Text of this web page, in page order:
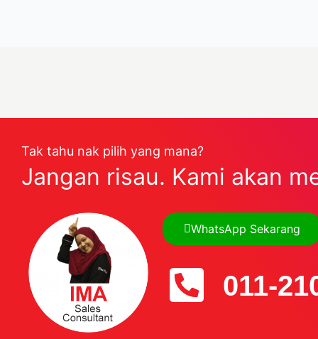
Tak tahu nak pilih yang mana?
Jangan risau. Kami akan
WhatsApp Sekarang
011-